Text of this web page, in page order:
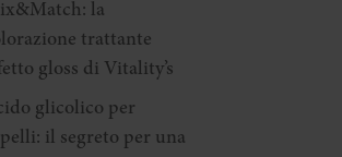
la
trattante
gloss di Vitality’s
glicolico per
il segreto per una